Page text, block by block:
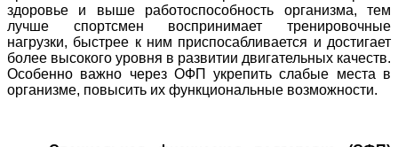
здоровье и выше работоспособность организма, тем
лучше спортсмен воспринимает тренировочные
нагрузки, быстрее к ним приспосабливается и достигает
более высокого уровня в развитии двигательных качеств.
Особенно важно через ОФП укрепить слабые места в
организме, повысить их функциональные возможности.